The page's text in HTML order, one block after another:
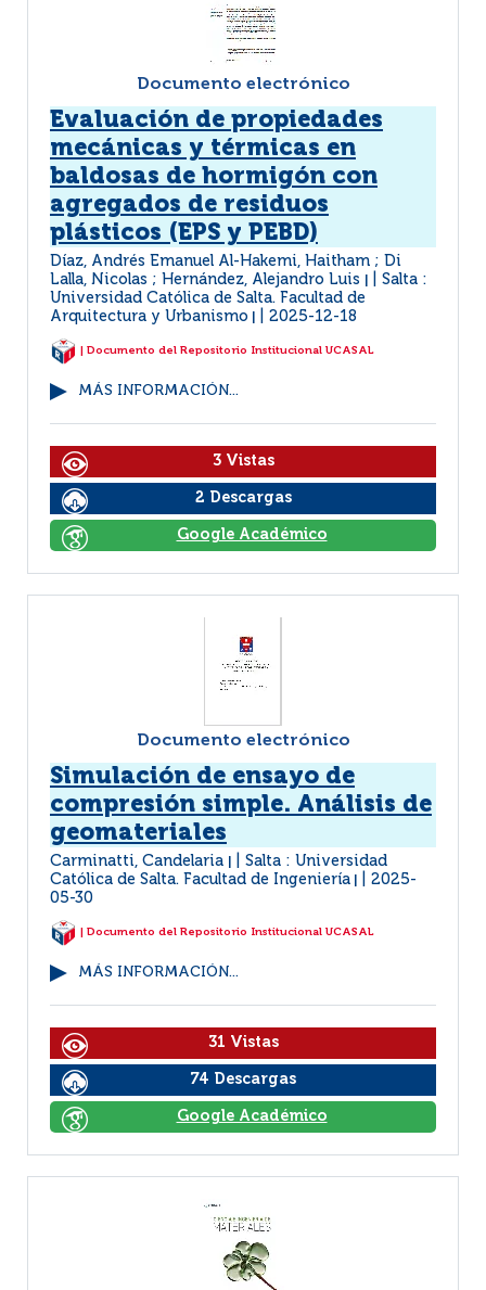
Documento electrónico
Evaluación de propiedades
mecánicas y térmicas en
baldosas de hormigón con
agregados de residuos
plásticos (EPS y PEBD)
Díaz, Andrés Emanuel Al-Hakemi, Haitham ; Di
Lalla, Nicolas ; Hernández, Alejandro Luis
Salta :
Universidad Católica de Salta. Facultad de
Arquitectura y Urbanismo
2025-12-18
| Documento del Repositorio Institucional UCASAL
MÁS INFORMACIÓN...
3 Vistas
2 Descargas
Google Académico
Documento electrónico
Simulación de ensayo de
compresión simple. Análisis de
geomateriales
Carminatti, Candelaria
Salta : Universidad
Católica de Salta. Facultad de Ingeniería
2025-
05-30
| Documento del Repositorio Institucional UCASAL
MÁS INFORMACIÓN...
31 Vistas
74 Descargas
Google Académico